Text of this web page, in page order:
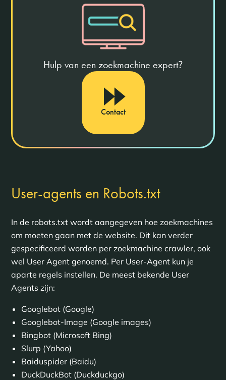
Hulp van een zoekmachine expert?
Contact
User-agents en Robots.txt
In de robots.txt wordt aangegeven hoe zoekmachines
om moeten gaan met de website. Dit kan verder
gespecificeerd worden per zoekmachine crawler, ook
wel User Agent genoemd. Per User-Agent kun je
aparte regels instellen. De meest bekende User
Agents zijn:
Googlebot (Google)
Googlebot-Image (Google images)
Bingbot (Microsoft Bing)
Slurp (Yahoo)
Baiduspider (Baidu)
DuckDuckBot (Duckduckgo)